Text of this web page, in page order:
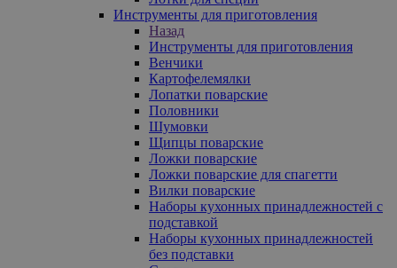
Инструменты для приготовления
Назад
Инструменты для приготовления
Венчики
Картофелемялки
Лопатки поварские
Половники
Шумовки
Щипцы поварские
Ложки поварские
Ложки поварские для спагетти
Вилки поварские
Наборы кухонных принадлежностей с
подставкой
Наборы кухонных принадлежностей
без подставки